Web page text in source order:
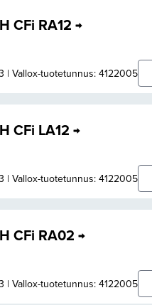
CFi RA12
| Vallox-tuotetunnus: 4122005
CFi LA12
| Vallox-tuotetunnus: 4122005
CFi RA02
| Vallox-tuotetunnus: 4122005